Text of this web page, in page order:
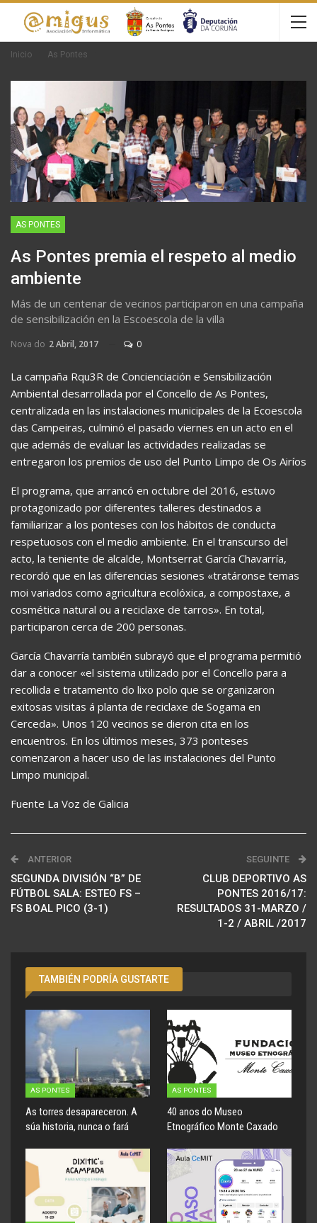
Inicio As Pontes
AS PONTES
As Pontes premia el respeto al medio
ambiente
Más de un centenar de vecinos participaron en una campaña
de sensibilización en la Escoescola de la villa
Nova do 2 Abril, 2017 0
La campaña Rqu3R de Concienciación e Sensibilización
Ambiental desarrollada por el Concello de As Pontes,
centralizada en las instalaciones municipales de la Ecoescola
das Campeiras, culminó el pasado viernes en un acto en el
que además de evaluar las actividades realizadas se
entregaron los premios de uso del Punto Limpo de Os Airíos
El programa, que arrancó en octubre del 2016, estuvo
protagonizado por diferentes talleres destinados a
familiarizar a los ponteses con los hábitos de conducta
respetuosos con el medio ambiente. En el transcurso del
acto, la teniente de alcalde, Montserrat García Chavarría,
recordó que en las diferencias sesiones «tratáronse temas
moi variados como agricultura ecolóxica, a compostaxe, a
cosmética natural ou a reciclaxe de tarros». En total,
participaron cerca de 200 personas.
García Chavarría también subrayó que el programa permitió
dar a conocer «el sistema utilizado por el Concello para a
recollida e tratamento do lixo polo que se organizaron
exitosas visitas á planta de reciclaxe de Sogama en
Cerceda». Unos 120 vecinos se dieron cita en los
encuentros. En los últimos meses, 373 ponteses
comenzaron a hacer uso de las instalaciones del Punto
Limpo municipal.
Fuente La Voz de Galicia
ANTERIOR
SEGUNDA DIVISIÓN “B” DE
FÚTBOL SALA: ESTEO FS –
FS BOAL PICO (3-1)
SEGUINTE
CLUB DEPORTIVO AS
PONTES 2016/17:
RESULTADOS 31-MARZO /
1-2 / ABRIL /2017
TAMBIÉN PODRÍA GUSTARTE
AS PONTES
As torres desapareceron. A
súa historia, nunca o fará
AS PONTES
40 anos do Museo
Etnográfico Monte Caxado